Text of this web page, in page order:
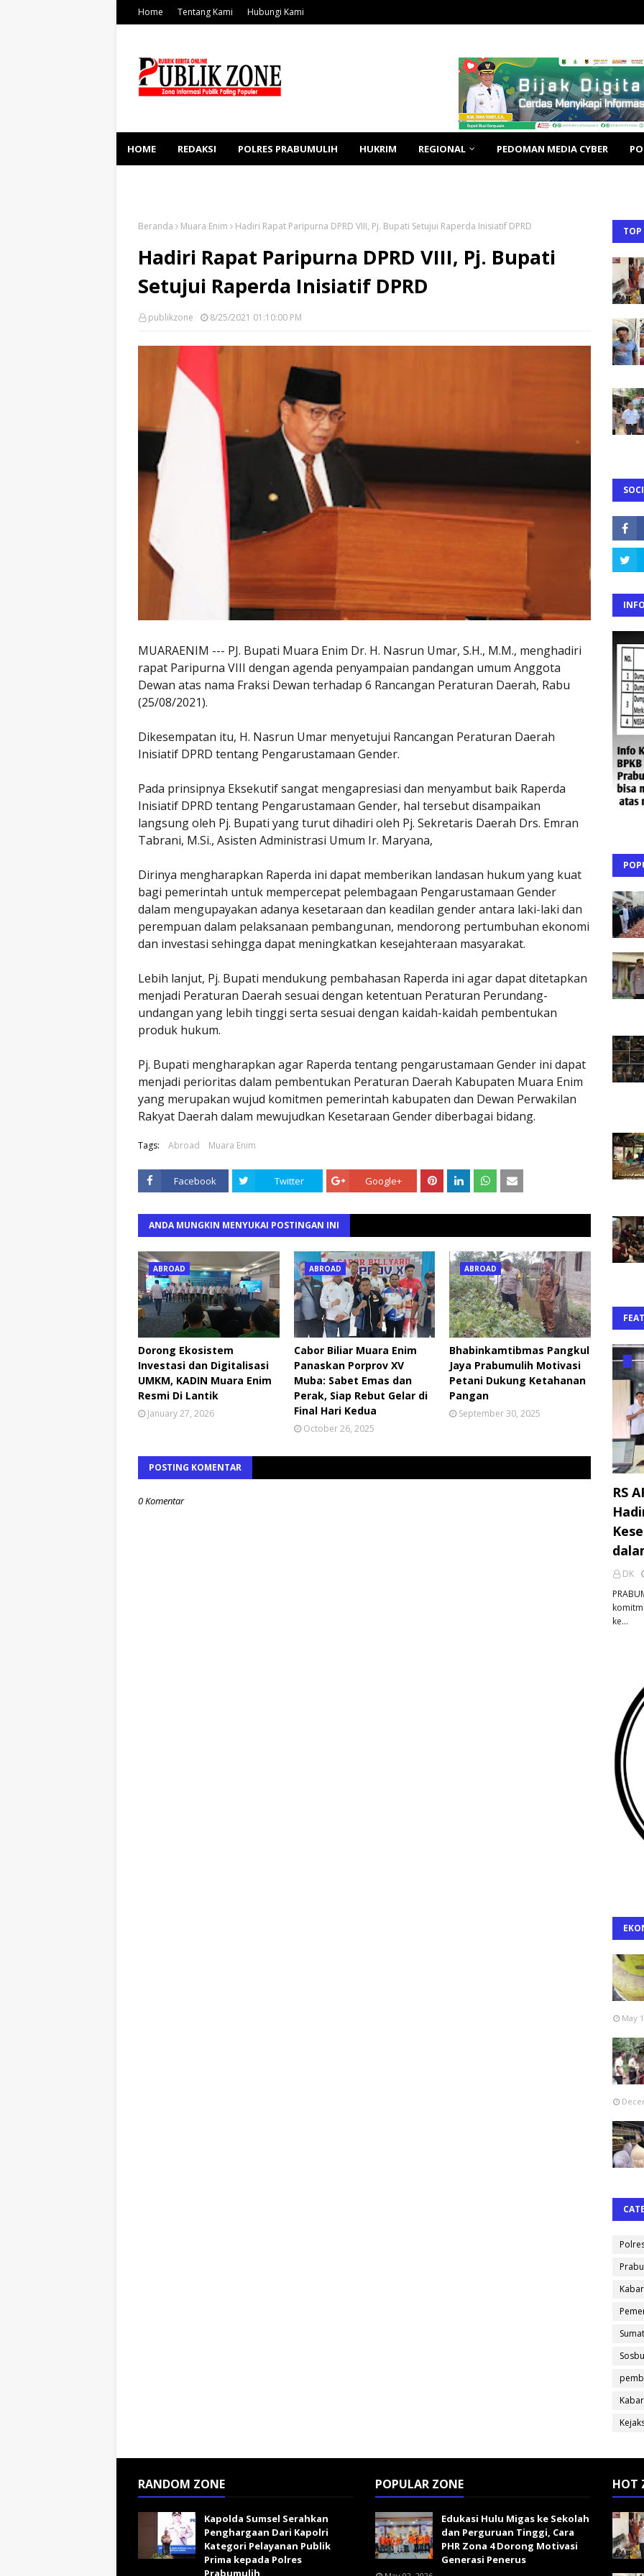
Home Tentang Kami Hubungi Kami
HOME REDAKSI POLRES PRABUMULIH HUKRIM REGIONAL PEDOMAN MEDIA CYBER
Beranda Muara Enim Hadiri Rapat Paripurna DPRD VIII, Pj. Bupati Setujui Raperda Inisiatif DPRD
Hadiri Rapat Paripurna DPRD VIII, Pj. Bupati
Setujui Raperda Inisiatif DPRD
publikzone 8/25/2021 01:10:00 PM
MUARAENIM --- PJ. Bupati Muara Enim Dr. H. Nasrun Umar, S.H., M.M., menghadiri
rapat Paripurna VIII dengan agenda penyampaian pandangan umum Anggota
Dewan atas nama Fraksi Dewan terhadap 6 Rancangan Peraturan Daerah, Rabu
(25/08/2021).
Dikesempatan itu, H. Nasrun Umar menyetujui Rancangan Peraturan Daerah
Inisiatif DPRD tentang Pengarustamaan Gender.
Pada prinsipnya Eksekutif sangat mengapresiasi dan menyambut baik Raperda
Inisiatif DPRD tentang Pengarustamaan Gender, hal tersebut disampaikan
langsung oleh Pj. Bupati yang turut dihadiri oleh Pj. Sekretaris Daerah Drs. Emran
Tabrani, M.Si., Asisten Administrasi Umum Ir. Maryana,
Dirinya mengharapkan Raperda ini dapat memberikan landasan hukum yang kuat
bagi pemerintah untuk mempercepat pelembagaan Pengarustamaan Gender
dalam mengupayakan adanya kesetaraan dan keadilan gender antara laki-laki dan
perempuan dalam pelaksanaan pembangunan, mendorong pertumbuhan ekonomi
dan investasi sehingga dapat meningkatkan kesejahteraan masyarakat.
Lebih lanjut, Pj. Bupati mendukung pembahasan Raperda ini agar dapat ditetapkan
menjadi Peraturan Daerah sesuai dengan ketentuan Peraturan Perundang-
undangan yang lebih tinggi serta sesuai dengan kaidah-kaidah pembentukan
produk hukum.
Pj. Bupati mengharapkan agar Raperda tentang pengarustamaan Gender ini dapat
menjadi perioritas dalam pembentukan Peraturan Daerah Kabupaten Muara Enim
yang merupakan wujud komitmen pemerintah kabupaten dan Dewan Perwakilan
Rakyat Daerah dalam mewujudkan Kesetaraan Gender diberbagai bidang.
Tags: Abroad Muara Enim
Facebook Twitter Google+
ANDA MUNGKIN MENYUKAI POSTINGAN INI
ABROAD
Dorong Ekosistem
Investasi dan Digitalisasi
UMKM, KADIN Muara Enim
Resmi Di Lantik
January 27, 2026
ABROAD
Cabor Biliar Muara Enim
Panaskan Porprov XV
Muba: Sabet Emas dan
Perak, Siap Rebut Gelar di
Final Hari Kedua
October 26, 2025
ABROAD
Bhabinkamtibmas Pangkul
Jaya Prabumulih Motivasi
Petani Dukung Ketahanan
Pangan
September 30, 2025
POSTING KOMENTAR
0 Komentar
RS
DK
ke…
May
RANDOM ZONE
Kapolda Sumsel Serahkan
Penghargaan Dari Kapolri
Kategori Pelayanan Publik
Prima kepada Polres
Prabumulih
POPULAR ZONE
Edukasi Hulu Migas ke Sekolah
dan Perguruan Tinggi, Cara
PHR Zona 4 Dorong Motivasi
Generasi Penerus
HOT